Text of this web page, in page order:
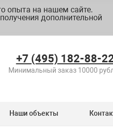
+7 (495) 182-88-
Минимальный заказ 10000
Наши объекты
опыта на нашем сайте.
дополнительной